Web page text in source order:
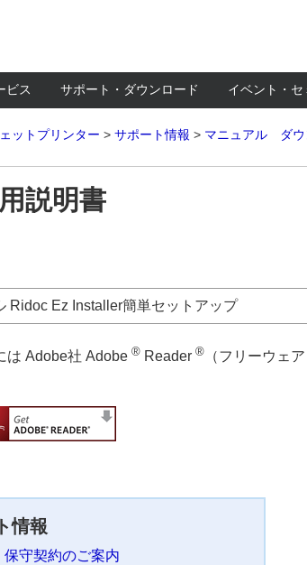
ビス サポート・ダウンロード イベント・セ
ットプリンター サポート情報 マニュアル ダウ
説明書
Ridoc Ez Installer簡単セットアップ
は Adobe社 Adobe ® Reader ® （フリーウェ
情報
保守契約のご案内